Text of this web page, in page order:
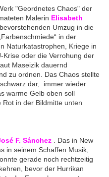
"Geordnetes Chaos" der
Malerin Elisabeth
Umzug in die
in der
Naturkatastrophen, Kriege in
Krise oder die Verrohung der
Maseizik dauernd
zu ordnen. Das Chaos stellte
dar, immer wieder
warme Gelb oben soll
in der Bildmitte unten
F. Sánchez . Das in New
in seinem Schaffen Musik,
gerade noch rechtzeitig
bevor der Hurrikan